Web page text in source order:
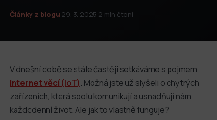
Články z blogu·29. 3. 2025·2 min čtení
V dnešní době se stále častěji setkáváme s pojmem
Internet věcí (IoT) . Možná jste už slyšeli o chytrých
zařízeních, která spolu komunikují a usnadňují nám
každodenní život. Ale jak to vlastně funguje?